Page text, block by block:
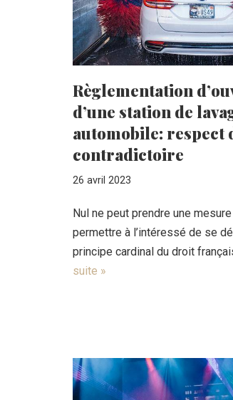
Règlementation
d’une station de
automobile: respect
contradictoire
26 avril 2023
Nul ne peut prendre une
permettre à l’intéressé de se
principe cardinal du droit
suite »